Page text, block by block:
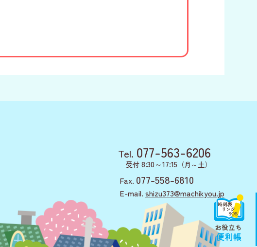
Tel. 077-563-6206
受付8:30～17:15（月～土）
Fax. 077-558-6810
E-mail. shizu373@machikyou.jp